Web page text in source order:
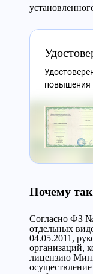
повышения
Почему
Согласно ФЗ
отдельных
04.05.2011,
организаций,
лицензию